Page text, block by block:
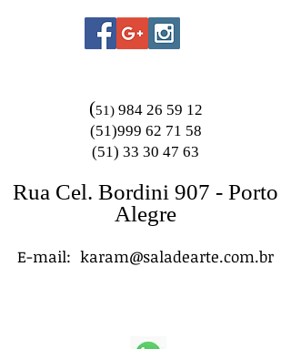
(51) 984 26 59 12
(51)999 62 71 58
(51) 33 30 47 63
Rua Cel. Bordini 907 - Porto
Alegre
E-mail: karam@saladearte.com.br